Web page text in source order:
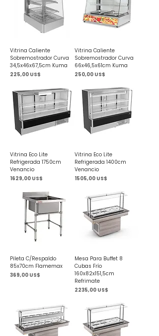
Vitrina Caliente
Sobremostrador Curva
34,5x46x67,5cm Kuma
Precio
225,00 US$
Vitrina Caliente
Sobremostrador Curva
66x46,5x61cm Kuma
Precio
250,00 US$
Vitrina Eco Lite
Refrigerada 1750cm
Venancio
Precio
1629,00 US$
Vitrina Eco Lite
Refrigerada 1400cm
Venancio
Precio
1505,00 US$
Pileta C/Respaldo
85x70cm Flamemax
Precio
369,00 US$
Mesa Para Buffet 8
Cubas Frío
160x82x151,5cm
Refrimate
Precio
2235,00 US$